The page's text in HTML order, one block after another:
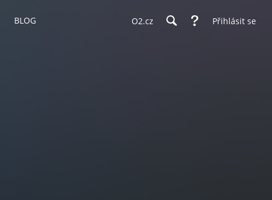
BLOG O2.cz Přihlásit se